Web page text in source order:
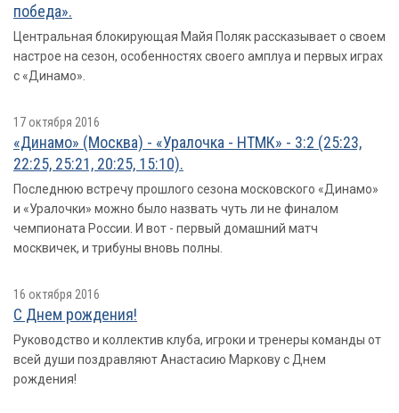
победа».
Центральная блокирующая Майя Поляк рассказывает о своем
настрое на сезон, особенностях своего амплуа и первых играх
с «Динамо».
17 октября 2016
«Динамо» (Москва) - «Уралочка - НТМК» - 3:2 (25:23,
22:25, 25:21, 20:25, 15:10).
Последнюю встречу прошлого сезона московского «Динамо»
и «Уралочки» можно было назвать чуть ли не финалом
чемпионата России. И вот - первый домашний матч
москвичек, и трибуны вновь полны.
16 октября 2016
С Днем рождения!
Руководство и коллектив клуба, игроки и тренеры команды от
всей души поздравляют Анастасию Маркову с Днем
рождения!